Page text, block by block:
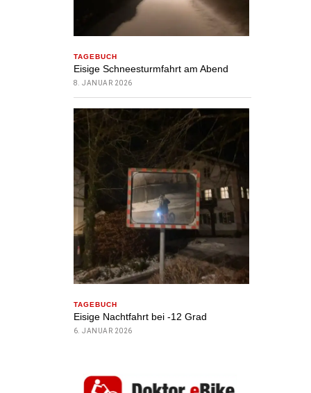
TAGEBUCH
Eisige Schneesturmfahrt am Abend
8. JANUAR 2026
TAGEBUCH
Eisige Nachtfahrt bei -12 Grad
6. JANUAR 2026